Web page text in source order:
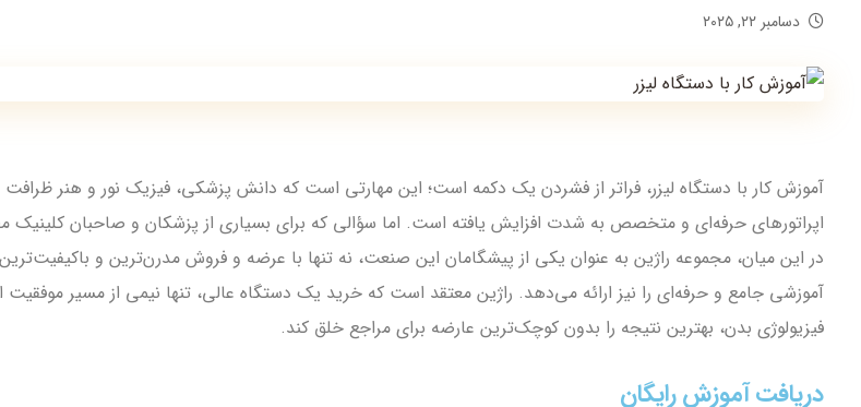
دسامبر ۲۲, ۲۰۲۵
آموزش کار با دستگاه لیزر، فراتر از فشردن یک دکمه است؛ این مهارتی است که دانش پزشکی، فیزیک نور و هنر
اپراتورهای حرفه‌ای و متخصص به شدت افزایش یافته است. اما سؤالی که برای بسیاری از پزشکان و صاحبان
در این میان، مجموعه راژین به عنوان یکی از پیشگامان این صنعت، نه تنها با عرضه و فروش مدرن‌ترین و
آموزشی جامع و حرفه‌ای را نیز ارائه می‌دهد. راژین معتقد است که خرید یک دستگاه عالی، تنها نیمی از مسیر
فیزیولوژی بدن، بهترین نتیجه را بدون کوچک‌ترین عارضه برای مراجع خلق کند.
دریافت آموزش رایگان